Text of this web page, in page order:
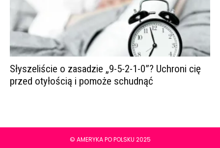
Słyszeliście o zasadzie „9-5-2-1-0”? Uchroni cię
przed otyłością i pomoże schudnąć
© AMERYKA PO POLSKU 2025